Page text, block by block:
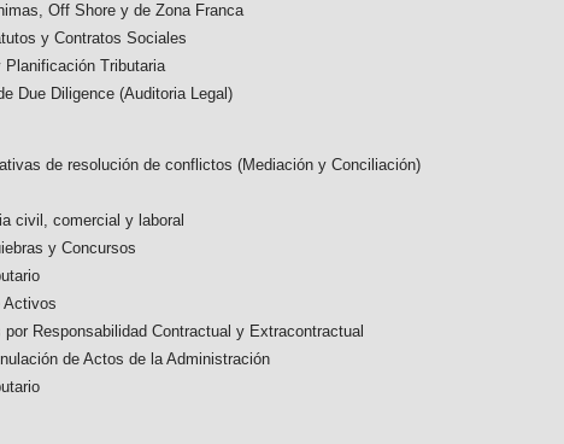
Off Shore y de Zona Franca
y Contratos Sociales
Planificación Tributaria
Due Diligence (Auditoria Legal)
de resolución de conflictos (Mediación y Conciliación)
civil, comercial y laboral
y Concursos
Activos
por Responsabilidad Contractual y Extracontractual
de Actos de la Administración